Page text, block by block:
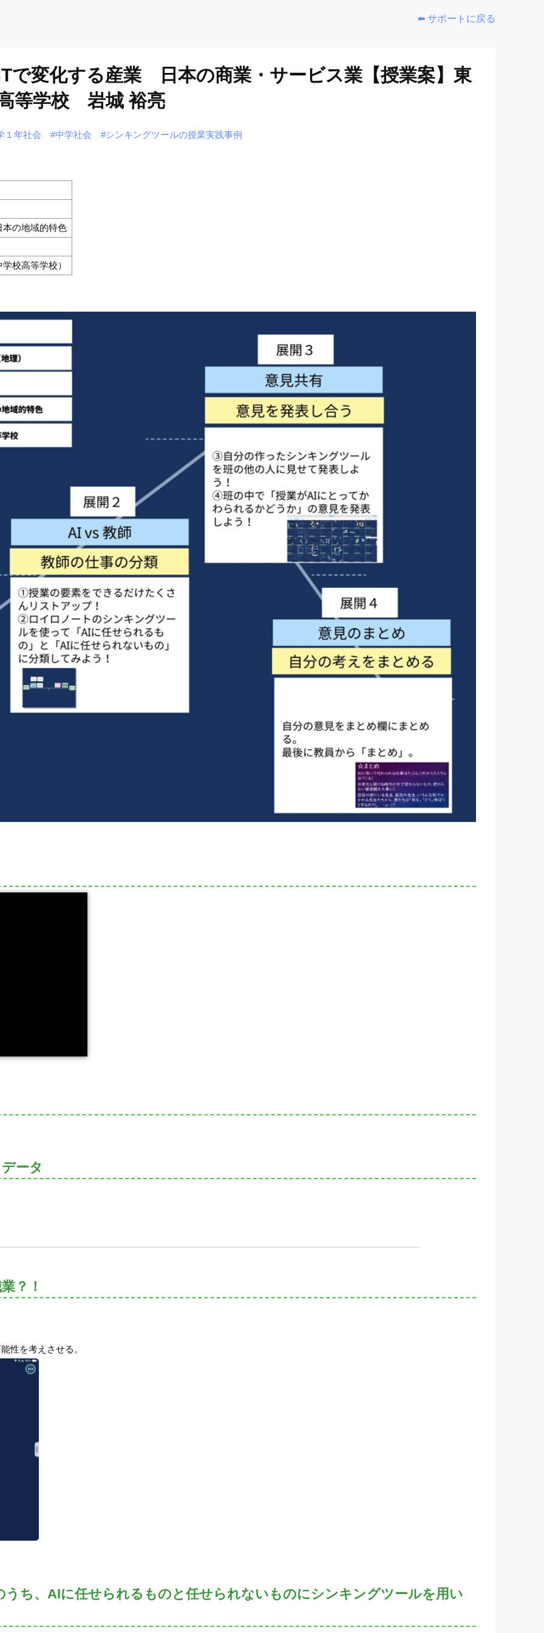
⬅️ サポートに戻る
変化する産業 日本の商業・サービス業【授業案】東
等学校 岩城 裕亮
１年社会 #中学社会 #シンキングツールの授業実践事例
の地域的特色
校高等学校）
ータ
？！
性を考えさせる。
うち、AIに任せられるものと任せられないものにシンキングツールを用い